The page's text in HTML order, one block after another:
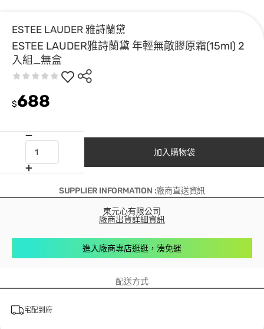
ESTEE LAUDER 雅詩蘭黛
ESTEE LAUDER雅詩蘭黛 年輕無敵膠原霜(15ml) 2
入組_無盒
$688
加入購物袋
SUPPLIER INFORMATION :廠商直送資訊
東元心有限公司
廠商出貨詳細資訊
進入廠商專店逛逛，湊免運
配送方式
宅配到府